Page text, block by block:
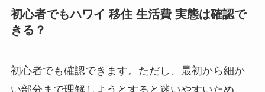
初心者でもハワイ 移住 生活費 実態は確認で
きる？
初心者でも確認できます。ただし、最初から細か